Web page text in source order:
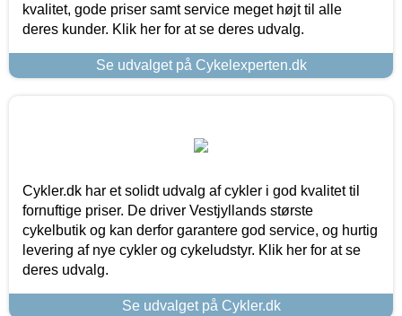
kvalitet, gode priser samt service meget højt til alle
deres kunder. Klik her for at se deres udvalg.
Se udvalget på Cykelexperten.dk
Cykler.dk har et solidt udvalg af cykler i god kvalitet til
fornuftige priser. De driver Vestjyllands største
cykelbutik og kan derfor garantere god service, og hurtig
levering af nye cykler og cykeludstyr. Klik her for at se
deres udvalg.
Se udvalget på Cykler.dk